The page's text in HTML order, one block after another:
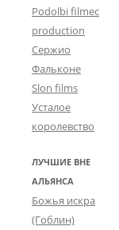
Podolbi filmec
production
Сержио
Фальконе
Slon films
Усталое
королевство
ЛУЧШИЕ ВНЕ
АЛЬЯНСА
Божья искра
(Гоблин)